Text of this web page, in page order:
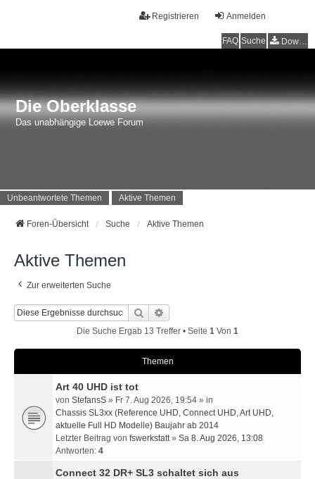
Anmelden
Registrieren
FAQ Suche Downloads
Die Oberklasse
Das unabhängige Loewe Forum
Unbeantwortete Themen Aktive Themen
Foren-Übersicht Suche Aktive Themen
Aktive Themen
Zur erweiterten Suche
Suche
Die Suche Ergab 13 Treffer • Seite 1 Von 1
Themen
Art 40 UHD ist tot
von StefansS » Fr 7. Aug 2026, 19:54 » in
Chassis SL3xx (Reference UHD, Connect UHD, Art UHD,
aktuelle Full HD Modelle) Baujahr ab 2014
Letzter Beitrag von fswerkstatt» Sa 8. Aug 2026, 13:08
Antworten: 4
Connect 32 DR+ SL3 schaltet sich aus